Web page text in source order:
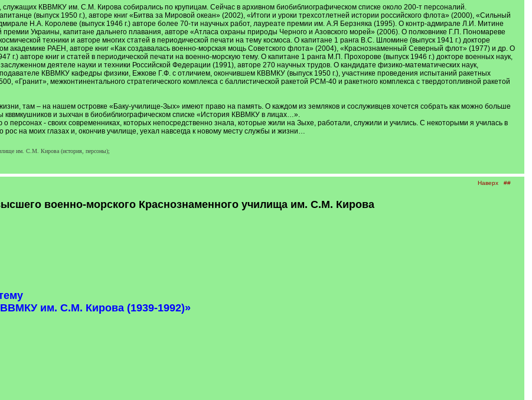
служащих КВВМКУ им. С.М. Кирова собирались по крупицам. Сейчас в архивном биобиблиографическом списке около 200-т персоналий.
(выпуск 1950 г.), авторе книг «Битва за Мировой океан» (2002), «Итоги и уроки трехсотлетней истории российского флота» (2000), «Сильный
Н.А. Королеве (выпуск 1946 г.) авторе более 70-ти научных работ, лауреате премии им. А.Я Берзняка (1995). О контр-адмирале Л.И. Митине
премии Украины, капитане дальнего плавания, авторе «Атласа охраны природы Черного и Азовского морей» (2006). О полковнике Г.П. Пономареве
техники и авторе многих статей в периодической печати на тему космоса. О капитане 1 ранга В.С. Шломине (выпуск 1941 г.) докторе
академике РАЕН, авторе книг «Как создавалась военно-морская мощь Советского флота» (2004), «Краснознаменный Северный флот» (1977) и др. О
г.) авторе книг и статей в периодической печати на военно-морскую тему. О капитане 1 ранга М.П. Прохорове (выпуск 1946 г.) докторе военных наук,
деятеле науки и техники Российской Федерации (1991), авторе 270 научных трудов. О кандидате физико-математических наук,
КВВМКУ кафедры физики, Ежкове Г.Ф. с отличием, окончившем КВВМКУ (выпуск 1950 г.), участнике проведения испытаний ракетных
«Гранит», межконтинентального стратегического комплекса с баллистической ракетой РСМ-40 и ракетного комплекса с твердотопливной ракетой
там – на нашем островке «Баку-училище-Зых» имеют право на память. О каждом из земляков и сослуживцев хочется собрать как можно больше
и зыхчан в биобиблиографическом списке «История КВВМКУ в лицах…».
персонах - своих современниках, которых непосредственно знала, которые жили на Зыхе, работали, служили и учились. С некоторыми я училась в
рос на моих глазах и, окончив училище, уехал навсегда к новому месту службы и жизни…
им. С.М. Кирова (история, персоны);
Наверх ##
военно-морского Краснознаменного училища им. С.М. Кирова
им. С.М. Кирова (1939-1992)»